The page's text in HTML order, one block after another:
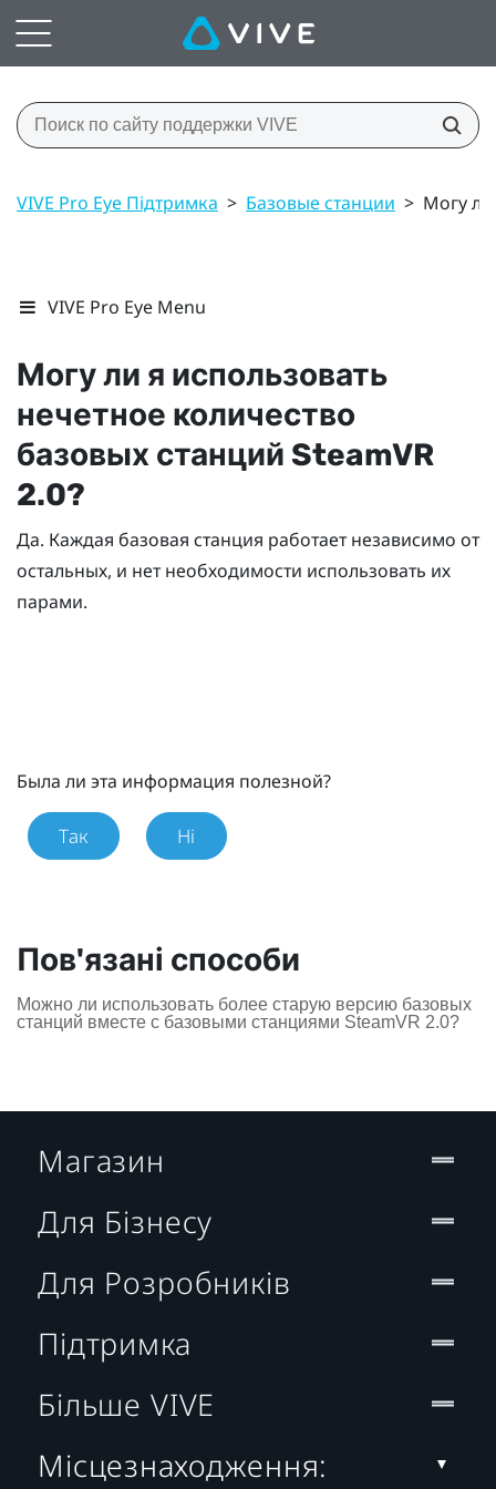
VIVE Pro Eye Підтримка > Базовые станции > Могу ли
VIVE Pro Eye Menu
Могу ли я использовать
нечетное количество
базовых станций SteamVR
2.0?
Да. Каждая базовая станция работает независимо от
остальных, и нет необходимости использовать их
парами.
Была ли эта информация полезной?
Так Ні
Пов'язані способи
Можно ли использовать более старую версию базовых
станций вместе с базовыми станциями SteamVR 2.0?
Магазин
Для Бізнесу
Для Розробників
Підтримка
Більше VIVE
Місцезнаходження: